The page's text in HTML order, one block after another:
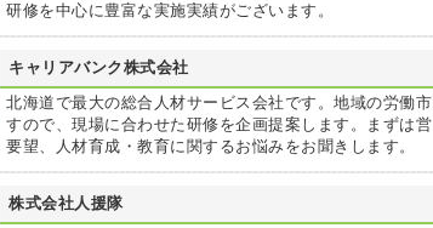
研修を中心に豊富な実施実績がございます。
キャリアバンク株式会社
北海道で最大の総合人材サービス会社です。地域の労働
すので、現場に合わせた研修を企画提案します。まずは
要望、人材育成・教育に関するお悩みをお聞きします。
株式会社人援隊